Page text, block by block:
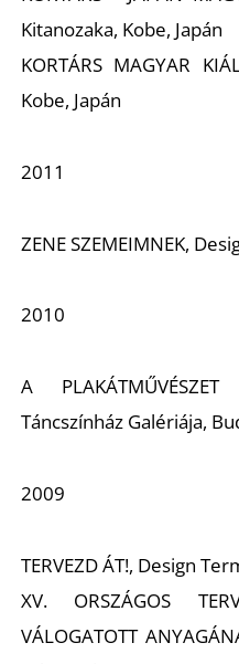
Kitanozaka, Kobe, Japán
KORTÁRS MAGYAR
Kobe, Japán
2011
ZENE SZEMEIMNEK,
2010
A
Táncszínház Galériája,
2009
TERVEZD ÁT!, Design
XV. ORSZÁGOS
VÁLOGATOTT